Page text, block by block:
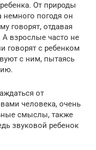
От природы
немного погодя он
говорят, отдавая
взрослые часто не
говорят с ребенком
с ним, пытаясь
от
человека, очень
смыслы, также
звуковой ребенок